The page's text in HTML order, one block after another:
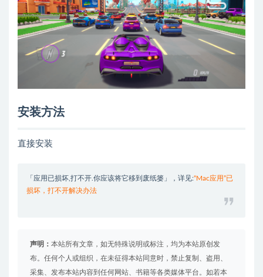
安装方法
直接安装
「应用已损坏,打不开.你应该将它移到废纸篓」，详见:“Mac应用”已
损坏，打不开解决办法
声明： 本站所有文章，如无特殊说明或标注，均为本站原创发
布。任何个人或组织，在未征得本站同意时，禁止复制、盗用、
采集、发布本站内容到任何网站、书籍等各类媒体平台。如若本